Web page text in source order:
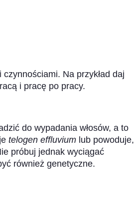
Na przykład daj
i pracę po pracy.
do wypadania włosów, a to
telogen effluvium lub powoduje,
próbuj jednak wyciągać
również genetyczne.